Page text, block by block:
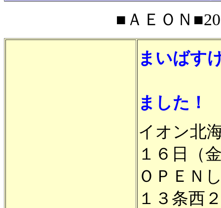
■ＡＥＯＮ
まいばす
ました！
イオン北
１６日（
ＯＰＥＮ
１３条西